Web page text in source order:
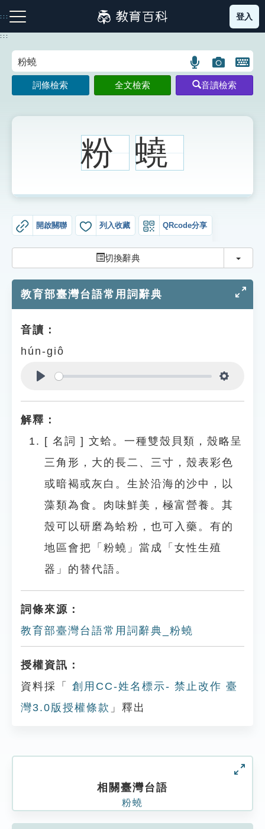
到
主
:::
注音索引圖示 筆畫索引圖示 部首索引表圖示
生字詞彙表
知識索引
遊戲專區
貓頭鷹博士
登入
:::
語
言
搜
圖
片
搜
開
鍵
圖
詞條檢索 全文檢索 音讀檢索
粉 蟯
開啟關聯 列入收藏 QRcode分享
切換辭典 切換
教育部臺灣台語常用詞辭典
音讀：
hún-giô
解釋：
[ 名詞 ] 文蛤。一種雙殼貝類，殼略呈
三角形，大的長二、三寸，殼表彩色
或暗褐或灰白。生於沿海的沙中，以
藻類為食。肉味鮮美，極富營養。其
殼可以研磨為蛤粉，也可入藥。有的
地區會把「粉蟯」當成「女性生殖
器」的替代語。
詞條來源：
教育部臺灣台語常用詞辭典_粉蟯
授權資訊：
資料採「
創用CC-姓名標示- 禁止改作 臺
灣3.0版授權條款 」釋出
相關臺灣台語
粉蟯